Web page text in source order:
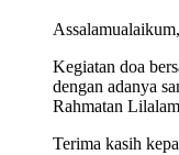
Kegiatan doa
dengan adanya
Rahmatan
Terima kasih